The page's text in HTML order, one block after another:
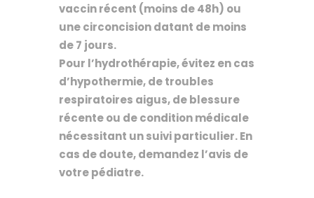
vaccin récent (moins de 48h) ou
une circoncision datant de moins
de 7 jours.
Pour l’hydrothérapie, évitez en cas
d’hypothermie, de troubles
respiratoires aigus, de blessure
récente ou de condition médicale
nécessitant un suivi particulier. En
cas de doute, demandez l’avis de
votre pédiatre.